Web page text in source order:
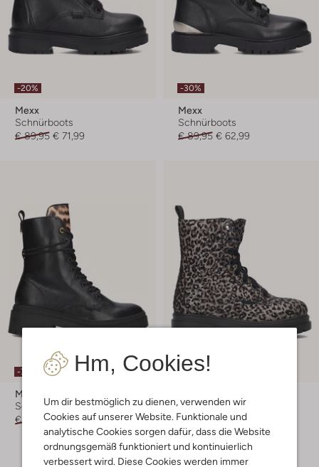
Hm, Cookies!
Um dir bestmöglich zu dienen, verwenden wir
Cookies auf unserer Website. Funktionale und
analytische Cookies sorgen dafür, dass die Website
ordnungsgemäß funktioniert und kontinuierlich
verbessert wird. Diese Cookies werden immer
-20%
Mexx
Schnürboots
€ 89,95 € 71,99
-30%
Mexx
Schnürboots
€ 89,95 € 62,99
-70%
Mexx
Schnürboots
€ 109,99 € 32,99
-30%
Schnürboots
€ 89,95 € 62,99
+ mehr farben